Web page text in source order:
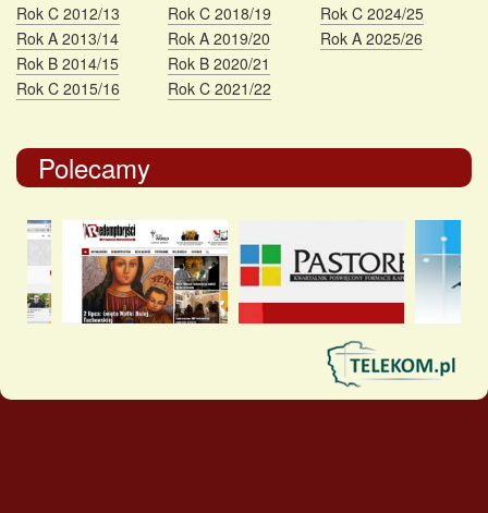
Rok C 2012/13
Rok A 2013/14
Rok B 2014/15
Rok C 2015/16
Rok C 2018/19
Rok A 2019/20
Rok B 2020/21
Rok C 2021/22
Rok C 2024/25
Rok A 2025/26
Polecamy